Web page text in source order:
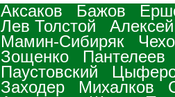
Аксаков
Бажов
Лев Толстой
Мамин-Сибиряк
Зощенко
Пантелеев
Паустовский
Заходер
Михалков